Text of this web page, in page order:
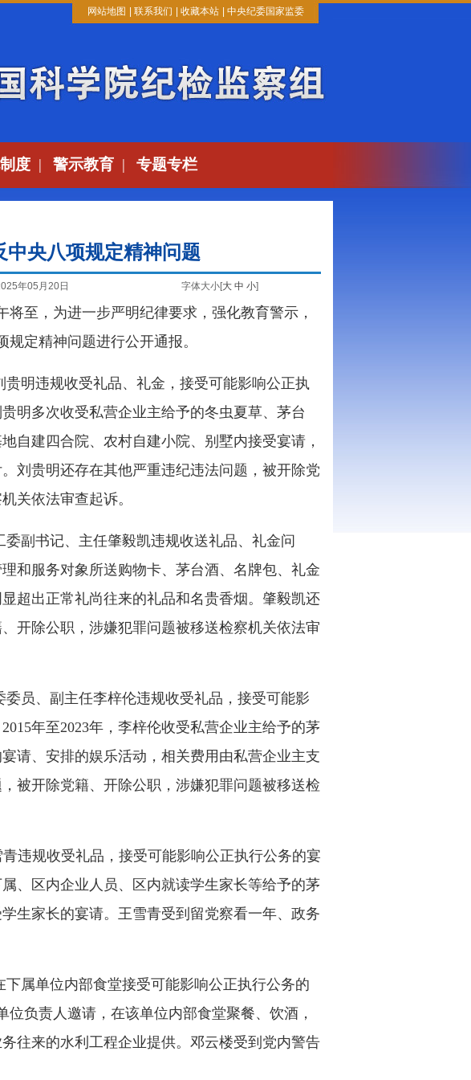
网站地图 联系我们 收藏本站 中央纪委国家监委
度 | 警示教育 | 专题专栏
中央八项规定精神问题
年05月20日 字体大小[大 中 小]
将至，为进一步严明纪律要求，强化教育警示，
定精神问题进行公开通报。
明违规收受礼品、礼金，接受可能影响公正执
贵明多次收受私营企业主给予的冬虫夏草、茅台
自建四合院、农村自建小院、别墅内接受宴请，
刘贵明还存在其他严重违纪违法问题，被开除党
关依法审查起诉。
副书记、主任肇毅凯违规收送礼品、礼金问
和服务对象所送购物卡、茅台酒、名牌包、礼金
超出正常礼尚往来的礼品和名贵香烟。肇毅凯还
开除公职，涉嫌犯罪问题被移送检察机关依法审
员、副主任李梓伦违规收受礼品，接受可能影
2015年至2023年，李梓伦收受私营企业主给予的茅
请、安排的娱乐活动，相关费用由私营企业主支
被开除党籍、开除公职，涉嫌犯罪问题被移送检
违规收受礼品，接受可能影响公正执行公务的宴
、区内企业人员、区内就读学生家长等给予的茅
生家长的宴请。王雪青受到留党察看一年、政务
属单位内部食堂接受可能影响公正执行公务的
位负责人邀请，在该单位内部食堂聚餐、饮酒，
往来的水利工程企业提供。邓云楼受到党内警告